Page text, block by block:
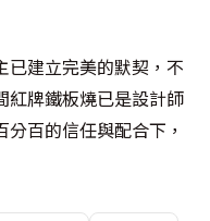
已建立完美的默契，不
紅牌鐵板燒已是設計師
百的信任與配合下，